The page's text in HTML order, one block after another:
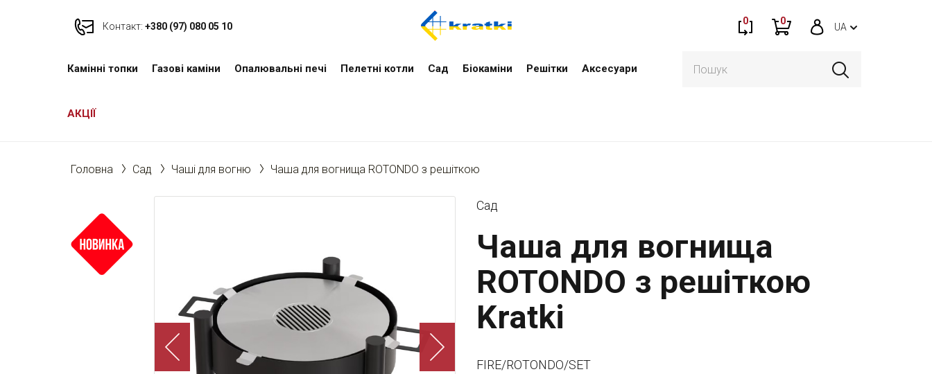
Контакт: +380 (97) 080 05 10 0 0
UA
Камінні топки Газові каміни Опалювальні печі Пелетні котли Cад Біокаміни Решітки Аксесуари
АКЦІЇ
Головна Cад Чаші для вогню Чаша для вогнища ROTONDO з решіткою
Cад
Чаша для вогнища
ROTONDO з решіткою
Kratki
FIRE/ROTONDO/SET